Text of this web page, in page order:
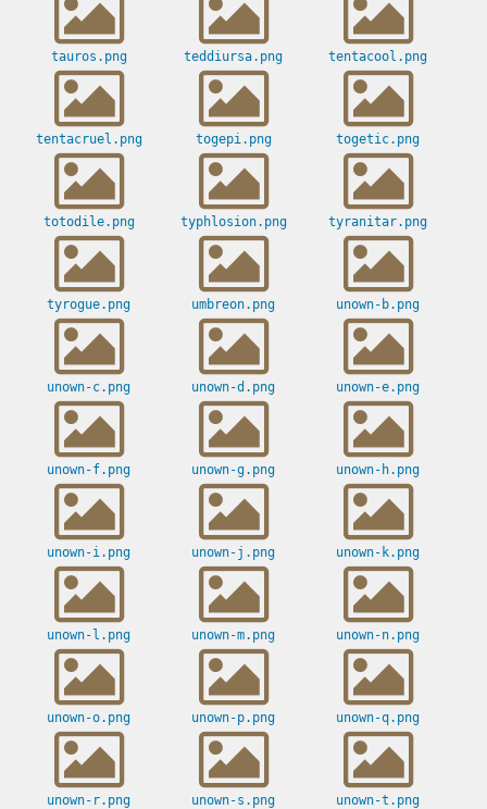
tauros.png teddiursa.png tentacool.png
tentacruel.png togepi.png togetic.png
totodile.png typhlosion.png tyranitar.png
tyrogue.png umbreon.png unown-b.png
unown-c.png unown-d.png unown-e.png
unown-f.png unown-g.png unown-h.png
unown-i.png unown-j.png unown-k.png
unown-l.png unown-m.png unown-n.png
unown-o.png unown-p.png unown-q.png
unown-r.png unown-s.png unown-t.png